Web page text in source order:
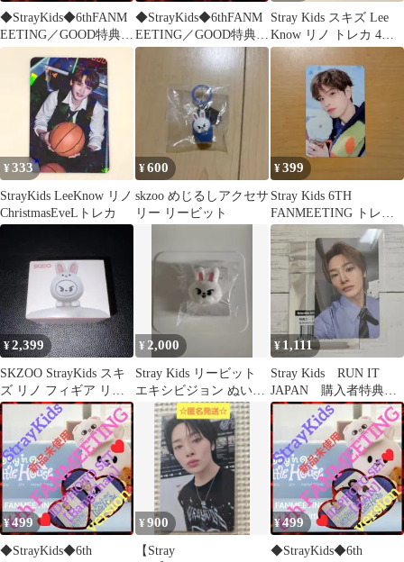
◆StrayKids◆6thFANM
EETING／GOOD特典／
Hyunjin
◆StrayKids◆6thFANM
EETING／GOOD特典／
BangChan
Stray Kids スキズ Lee
Know リノ トレカ 4枚
セット
¥333
StrayKids LeeKnow リノ
ChristmasEveLトレカ
¥600
skzoo めじるしアクセサ
リー リービット
¥399
Stray Kids 6TH
FANMEETING トレカ
スンミン
¥2,399
SKZOO StrayKids スキ
ズ リノ フィギア リー
ビット
¥ 2,000
Stray Kids リービット
エキシビジョン ぬいぐ
るみリング
¥ 1,111
Stray Kids RUN IT
JAPAN 購入者特典フ
ォトカード アイエン
¥499
◆StrayKids◆6th
¥900
【Stray
¥499
◆StrayKids◆6th